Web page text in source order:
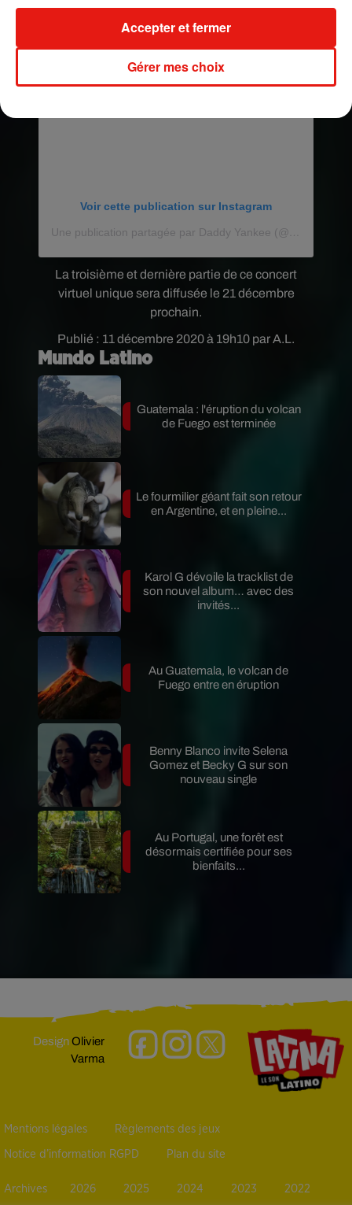
Publié : 11 décembre 2020 à 19h10 par A.L.
Voir cette publication sur Instagram
La troisième et dernière partie de ce concert
virtuel unique sera diffusée le 21 décembre
prochain.
Mundo Latino
Guatemala : l'éruption du volcan
de Fuego est terminée
Le fourmilier géant fait son retour
en Argentine, et en pleine...
Karol G dévoile la tracklist de
son nouvel album… avec des
invités...
Au Guatemala, le volcan de
Fuego entre en éruption
Benny Blanco invite Selena
Gomez et Becky G sur son
nouveau single
Au Portugal, une forêt est
désormais certifiée pour ses
bienfaits...
DesignOlivier
Varma
Mentions légales Règlements des jeux
Notice d’information RGPD Plan du site
Archives 2026 2025 2024 2023 2022
Gérer mes choix
Accepter et fermer